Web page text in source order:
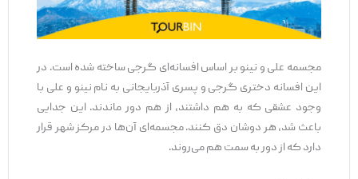
مجسمه علی و نینو بر اساس افسانه‌ای گرجی ساخته شده است. در
این افسانه دختری گرجی و پسری آذربایجانی به نام نینو و علی با
وجود عشقی که به هم داشتند، از هم دور ماندند. این جدایی
باعث شد، هر دوشان دق کنند. مجسمه‌ای آن‌ها در مرکز شهر قرار
دارد که از دور به سمت هم می‌روند.